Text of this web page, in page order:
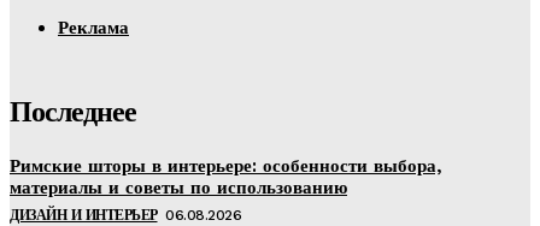
Реклама
Последнее
Римские шторы в интерьере: особенности выбора,
материалы и советы по использованию
ДИЗАЙН И ИНТЕРЬЕР 06.08.2026